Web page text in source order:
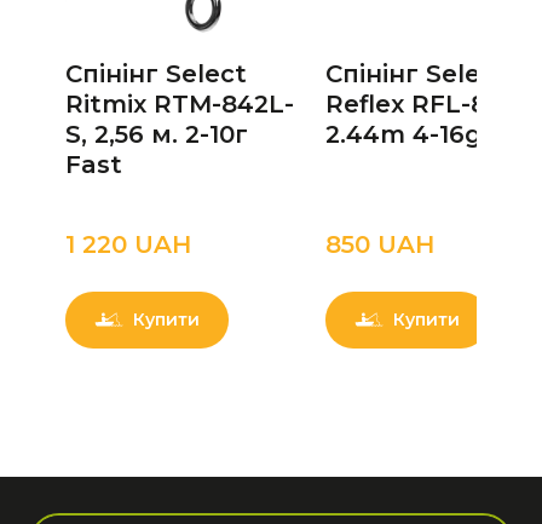
Спінінг Select
Ritmix RTM-842L-
S, 2,56 м. 2-10г
Fast
1 220 UAН
Купити
Спінінг Select
Reflex RFL-
2.44m 4-16g
850 UAН
Купити